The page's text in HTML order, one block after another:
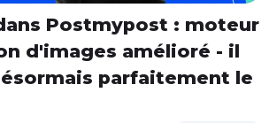
Postmypost : moteur
d'images amélioré - il
parfaitement le